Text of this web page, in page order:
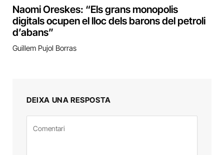
Naomi Oreskes: “Els grans monopolis
digitals ocupen el lloc dels barons del petroli
d’abans”
Guillem Pujol Borras
DEIXA UNA RESPOSTA